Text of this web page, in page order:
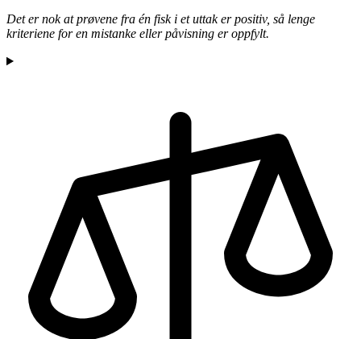
Det er nok at prøvene fra én fisk i et uttak er positiv, så lenge
kriteriene for en mistanke eller påvisning er oppfylt.